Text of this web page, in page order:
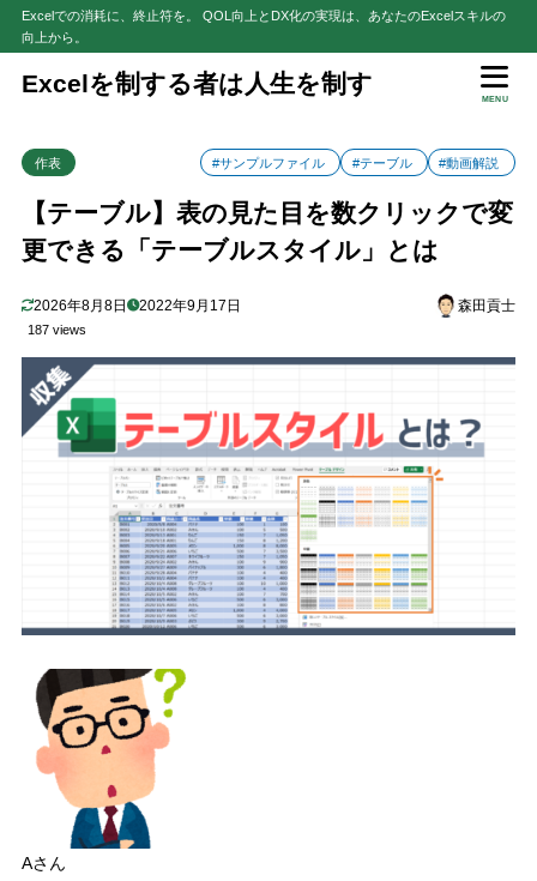
Excelでの消耗に、終止符を。 QOL向上とDX化の実現は、あなたのExcelスキルの
向上から。
Excelを制する者は人生を制す
MENU
作表 #サンプルファイル #テーブル #動画解説
【テーブル】表の見た目を数クリックで変
更できる「テーブルスタイル」とは
2026年8月8日 2022年9月17日 森田貢士
187 views
Aさん
目次
2 はじめに
3 テーブルスタイルとは
4 テーブルスタイルの変更手順
4.2
5 テーブルスタイルのオプションの設定手順
見出し行
5.2 縞模様（行）
縞模様（列）
最初の列
最後の列
フィルターボタン
6 【参考】テーブルを通常のセル範囲へ戻すには
7 サンプルファイルで練習しよう！
8 さいごに